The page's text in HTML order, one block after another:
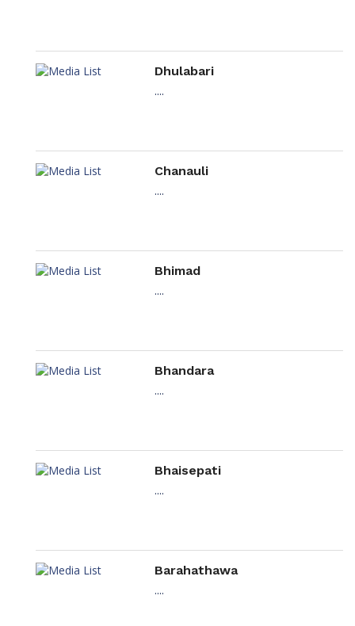
Dhulabari
....
Chanauli
....
Bhimad
....
Bhandara
....
Bhaisepati
....
Barahathawa
....